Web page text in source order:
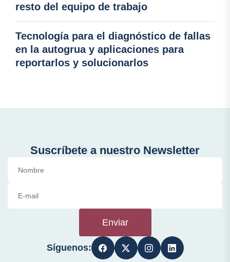
resto del equipo de trabajo
Tecnología para el diagnóstico de fallas
en la autogrua y aplicaciones para
reportarlos y solucionarlos
Suscríbete a nuestro Newsletter
Enviar
Síguenos: